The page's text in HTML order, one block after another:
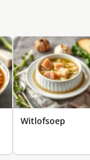
Witlofsoep